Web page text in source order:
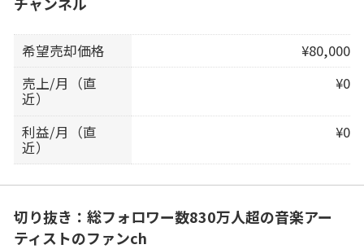
希望売却価格
¥80,000
売上/月（直
近）
¥0
利益/月（直
近）
¥0
切り抜き：総フォロワー数830万人超の音楽アー
ティストのファンch